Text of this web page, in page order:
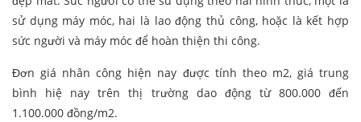
sử dụng máy móc, hai là lao động thủ công, hoặc là kết hợp
sức người và máy móc để hoàn thiện thi công.
Đơn giá nhân công hiện nay được tính theo m2, giá trung
bình hiệ nay trên thị trường dao động từ 800.000 đến
1.100.000 đồng/m2.